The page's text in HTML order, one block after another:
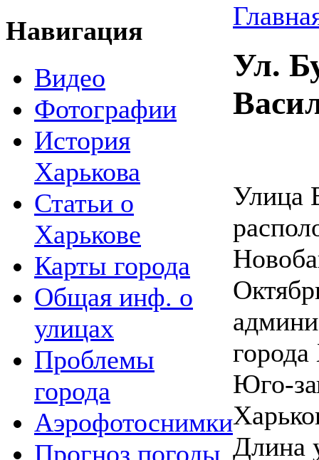
Навигация
Видео
Фотографии
История
Харькова
Статьи о
Харькове
Карты города
Общая инф. о
улицах
Проблемы
города
Аэрофотоснимки
Прогноз погоды
Ул.
Улица
города
Юго-
Длина